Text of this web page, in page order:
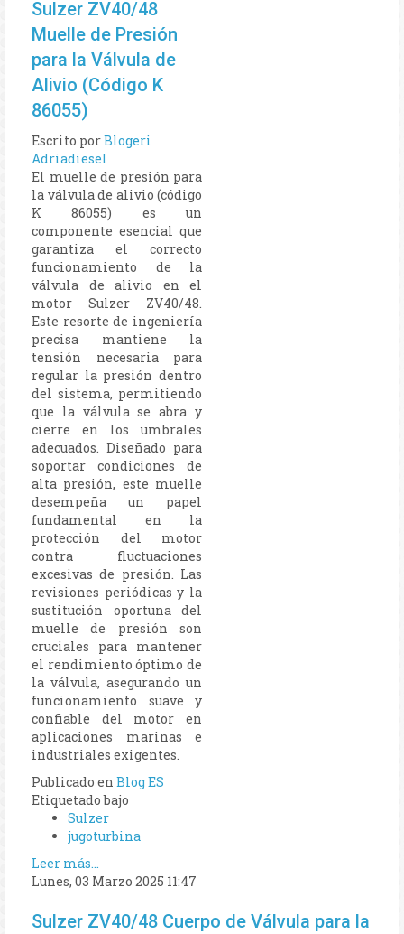
Sulzer ZV40/48
Muelle de Presión
para la Válvula de
Alivio (Código K
86055)
Escrito porBlogeri
Adriadiesel
El muelle de presión para
la válvula de alivio (código
K 86055) es un
componente esencial que
garantiza el correcto
funcionamiento de la
válvula de alivio en el
motor Sulzer ZV40/48.
Este resorte de ingeniería
precisa mantiene la
tensión necesaria para
regular la presión dentro
del sistema, permitiendo
que la válvula se abra y
cierre en los umbrales
adecuados. Diseñado para
soportar condiciones de
alta presión, este muelle
desempeña un papel
fundamental en la
protección del motor
contra fluctuaciones
excesivas de presión. Las
revisiones periódicas y la
sustitución oportuna del
muelle de presión son
cruciales para mantener
el rendimiento óptimo de
la válvula, asegurando un
funcionamiento suave y
confiable del motor en
aplicaciones marinas e
industriales exigentes.
Publicado en Blog ES
Etiquetado bajo
Sulzer
jugoturbina
Leer más...
Lunes, 03 Marzo 2025 11:47
Sulzer ZV40/48 Cuerpo de Válvula para la